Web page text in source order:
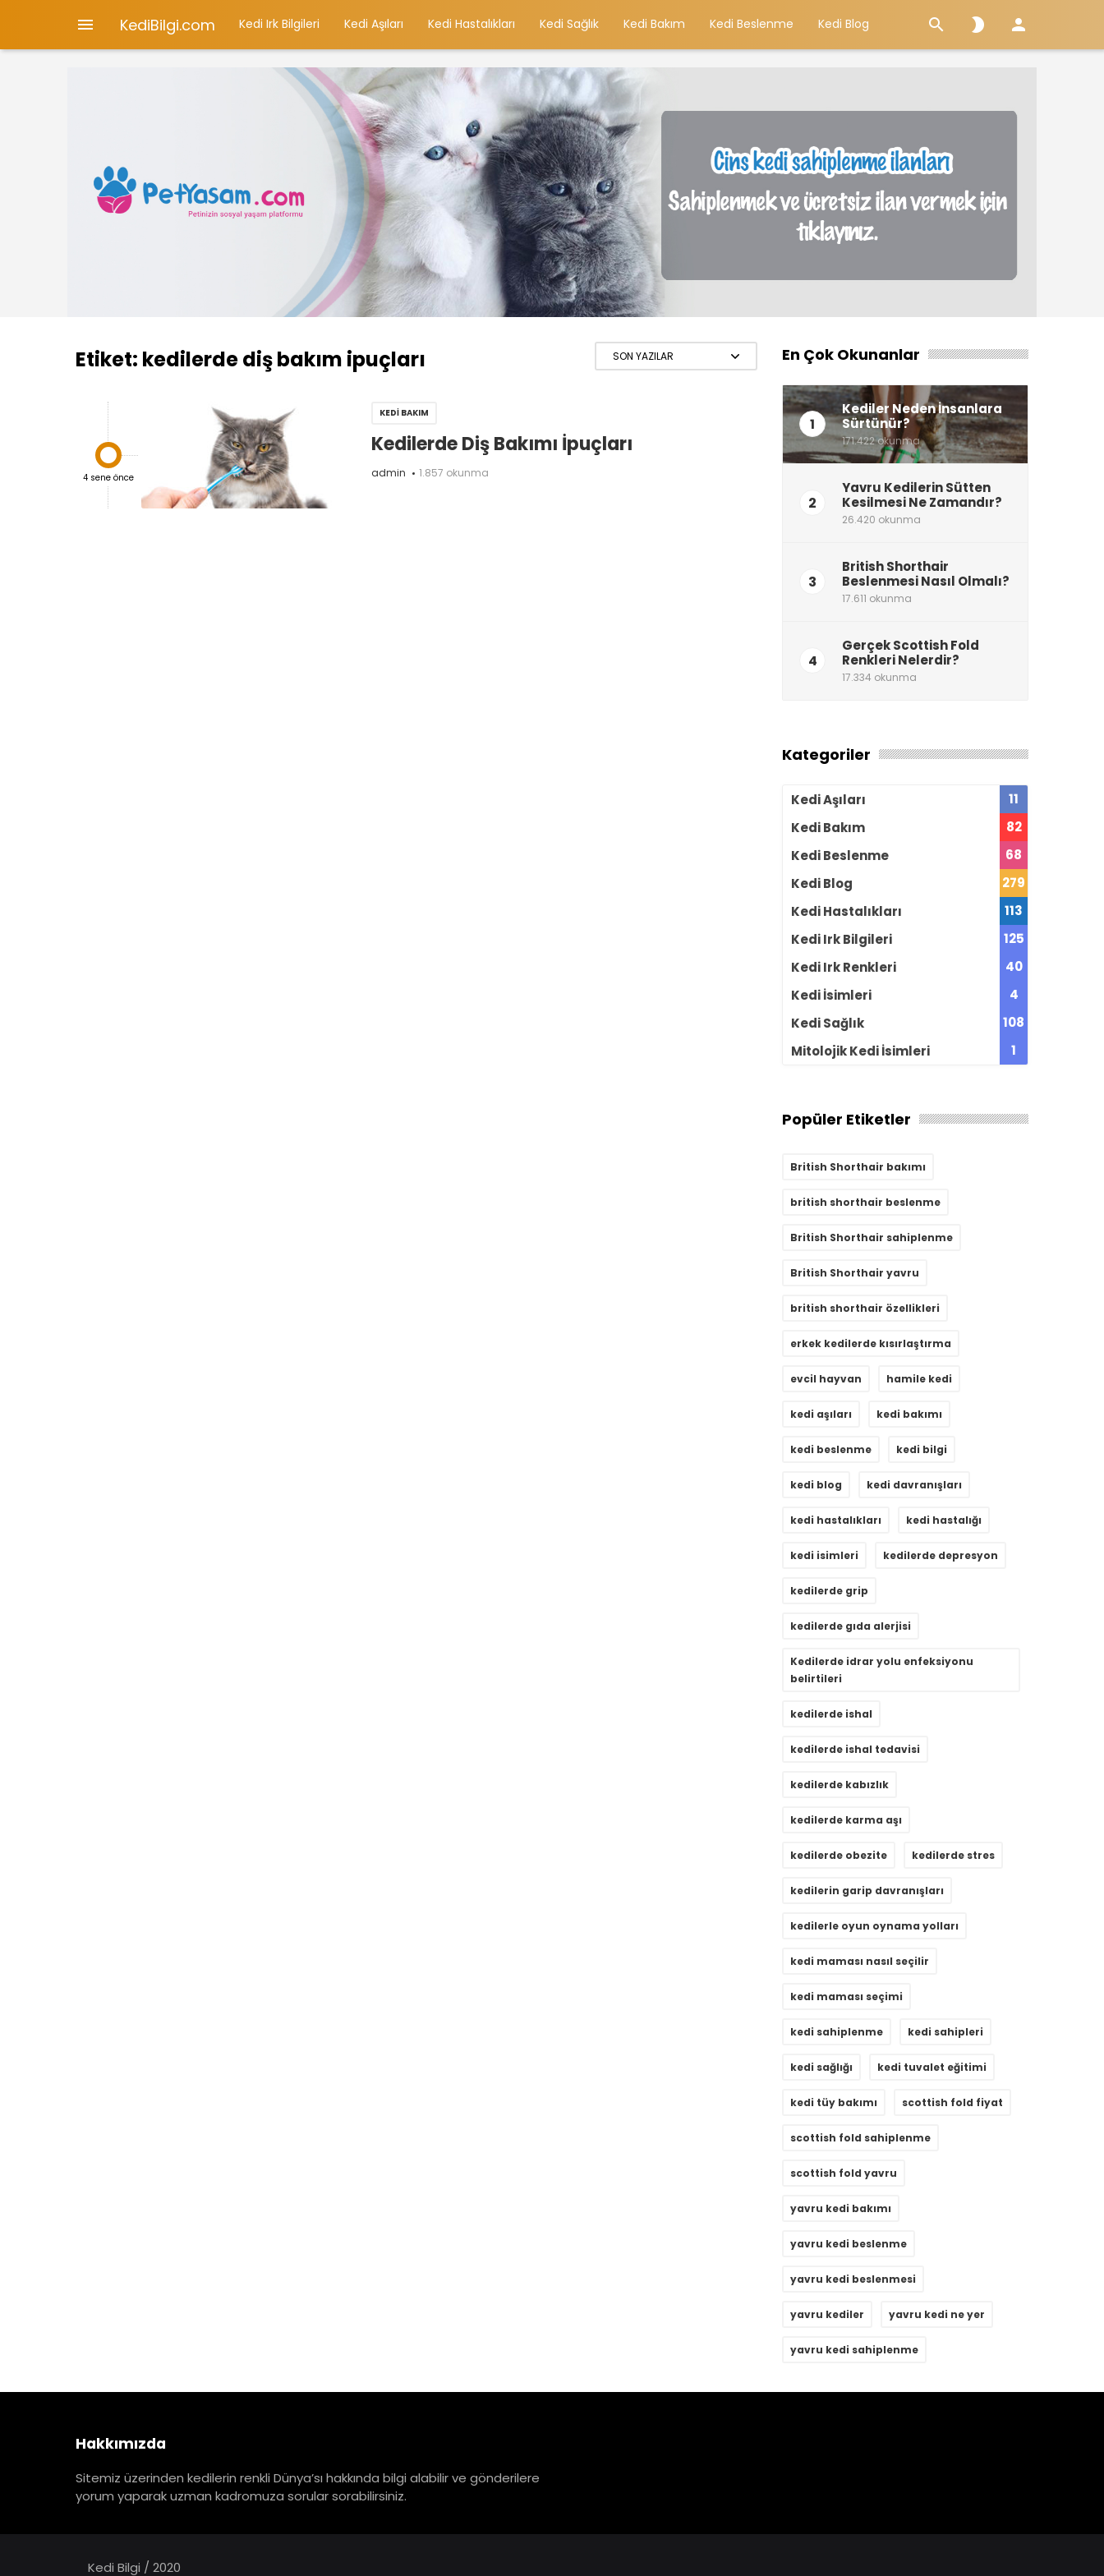
 KediBilgi.com Kedi Irk Bilgileri Kedi Aşıları Kedi Hastalıkları Kedi Sağlık Kedi Bakım Kedi Beslenme Kedi Blog   
Etiket: kedilerde diş bakım ipuçları

4 sene önce
KEDI BAKIM
Kedilerde Diş Bakımı İpuçları
admin 1.857 okunma
En Çok Okunanlar
1
Kediler Neden İnsanlara
Sürtünür?
171.422 okunma
2
Yavru Kedilerin Sütten
Kesilmesi Ne Zamandır?
26.420 okunma
3
British Shorthair
Beslenmesi Nasıl Olmalı?
17.611 okunma
4
Gerçek Scottish Fold
Renkleri Nelerdir?
17.334 okunma
Kategoriler
Kedi Aşıları
11
Kedi Bakım
82
Kedi Beslenme
68
Kedi Blog
279
Kedi Hastalıkları
113
Kedi Irk Bilgileri
125
Kedi Irk Renkleri
40
Kedi İsimleri
4
Kedi Sağlık
108
Mitolojik Kedi İsimleri
1
Popüler Etiketler
British Shorthair bakımı
british shorthair beslenme
British Shorthair sahiplenme
British Shorthair yavru
british shorthair özellikleri
erkek kedilerde kısırlaştırma
evcil hayvan hamile kedi
kedi aşıları kedi bakımı
kedi beslenme kedi bilgi
kedi blog kedi davranışları
kedi hastalıkları kedi hastalığı
kedi isimleri kedilerde depresyon
kedilerde grip
kedilerde gıda alerjisi
Kedilerde idrar yolu enfeksiyonu
belirtileri
kedilerde ishal
kedilerde ishal tedavisi
kedilerde kabızlık
kedilerde karma aşı
kedilerde obezite kedilerde stres
kedilerin garip davranışları
kedilerle oyun oynama yolları
kedi maması nasıl seçilir
kedi maması seçimi
kedi sahiplenme kedi sahipleri
kedi sağlığı kedi tuvalet eğitimi
kedi tüy bakımı scottish fold fiyat
scottish fold sahiplenme
scottish fold yavru
yavru kedi bakımı
yavru kedi beslenme
yavru kedi beslenmesi
yavru kediler yavru kedi ne yer
yavru kedi sahiplenme
Hakkımızda
Sitemiz üzerinden kedilerin renkli Dünya’sı hakkında bilgi alabilir ve gönderilere
yorum yaparak uzman kadromuza sorular sorabilirsiniz.
Kedi Bilgi / 2020